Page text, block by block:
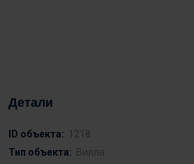
Детали
ID объекта: 1218
Тип объекта: Вилла